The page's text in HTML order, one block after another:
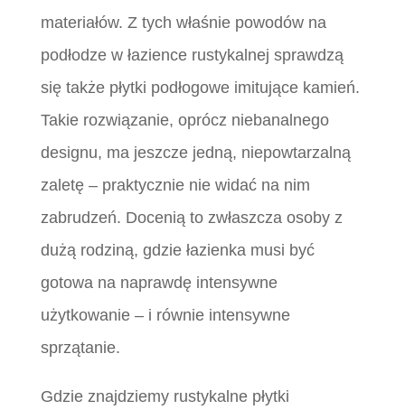
materiałów. Z tych właśnie powodów na
podłodze w łazience rustykalnej sprawdzą
się także płytki podłogowe imitujące kamień.
Takie rozwiązanie, oprócz niebanalnego
designu, ma jeszcze jedną, niepowtarzalną
zaletę – praktycznie nie widać na nim
zabrudzeń. Docenią to zwłaszcza osoby z
dużą rodziną, gdzie łazienka musi być
gotowa na naprawdę intensywne
użytkowanie – i równie intensywne
sprzątanie.
Gdzie znajdziemy rustykalne płytki